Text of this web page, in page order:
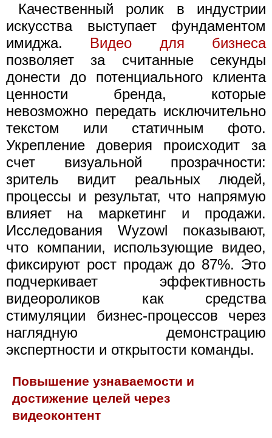
Качественный ролик в индустрии
искусства выступает фундаментом
имиджа. Видео для бизнеса
позволяет за считанные секунды
донести до потенциального клиента
ценности бренда, которые
невозможно передать исключительно
текстом или статичным фото.
Укрепление доверия происходит за
счет визуальной прозрачности:
зритель видит реальных людей,
процессы и результат, что напрямую
влияет на маркетинг и продажи.
Исследования Wyzowl показывают,
что компании, использующие видео,
фиксируют рост продаж до 87%. Это
подчеркивает эффективность
видеороликов как средства
стимуляции бизнес-процессов через
наглядную демонстрацию
экспертности и открытости команды.
Повышение узнаваемости и
достижение целей через
видеоконтент